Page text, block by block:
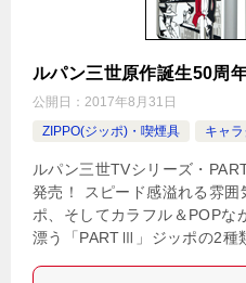
ルパン三世原作誕生50周
公開日： 2017年8月31日
ZIPPO(ジッポ)・喫煙具
キャ
ルパン三世TVシリーズ・
発売！ スピード感溢れる雰囲
ポ、そしてカラフル＆POPな
漂う「PARTⅢ」ジッポの2種